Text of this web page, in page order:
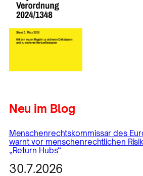
Neu im Blog
Menschenrechtskommissar des
warnt vor menschenrechtlichen
„Return Hubs“
30.7.2026